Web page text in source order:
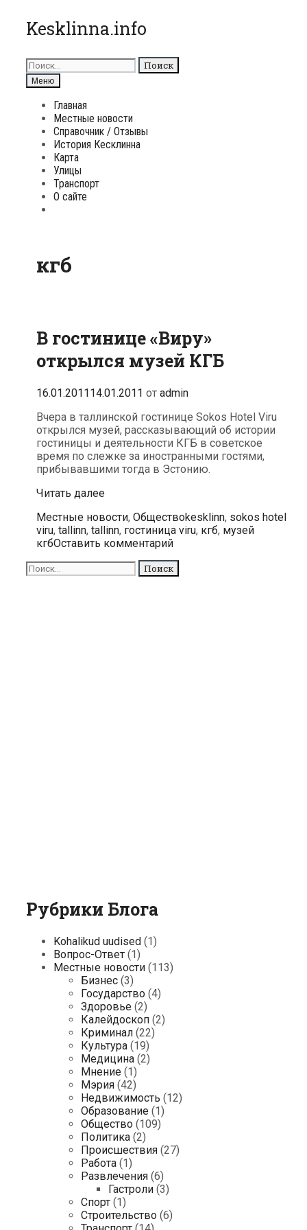
Перейти
к
Kesklinna.info
Поиск
для:
Поиск
Меню
Главная
Местные новости
Справочник / Отзывы
История Кесклинна
Карта
Улицы
Транспорт
О сайте
кгб
В гостинице «Виру»
открылся музей КГБ
16.01.201114.01.2011 от admin
Вчера в таллинской гостинице Sokos Hotel Viru
открылся музей, рассказывающий об истории
гостиницы и деятельности КГБ в советское
время по слежке за иностранными гостями,
прибывавшими тогда в Эстонию.
Читать далееВ
«Виру»
открылся
музей
Рубрики
Местные новости, ОбществоМетки
kesklinn, sokos hotel
viru, tallinn, tallinn, гостиница viru, кгб, музей
кгбОставить комментарий
Поиск
для:
Рубрики Блога
Kohalikud uudised (1)
Вопрос-Ответ (1)
Местные новости (113)
Бизнес (3)
Государство (4)
Здоровье (2)
Калейдоскоп (2)
Криминал (22)
Культура (19)
Медицина (2)
Мнение (1)
Мэрия (42)
Недвижимость (12)
Образование (1)
Общество (109)
Политика (2)
Происшествия (27)
Работа (1)
Развлечения (6)
Гастроли (3)
Спорт (1)
Строительство (6)